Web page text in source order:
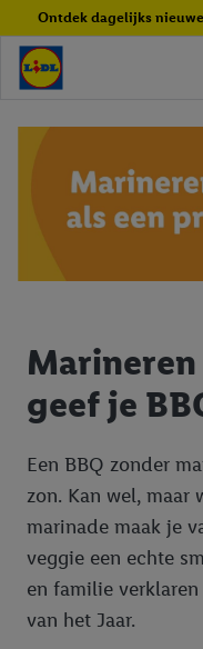
Ontdek dagelijks
Marineren
geef je
Een BBQ zonder
zon. Kan wel, maar
marinade maak je
veggie een echte
en familie
van het Jaar.